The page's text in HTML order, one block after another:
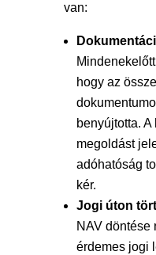
van:
hogy az
benyújtotta.
megoldást
adóhatóság
kér.
Jogi úton
NAV döntése
érdemes jogi